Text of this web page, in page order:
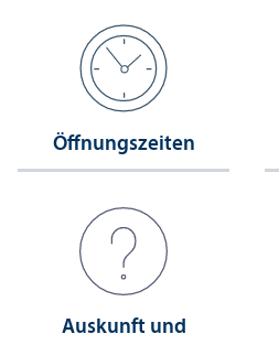
Öffnungs­zeiten
Auskunft und